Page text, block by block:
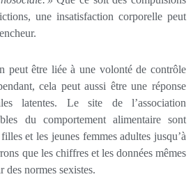
une insatisfaction corporelle peut
peut être liée à une volonté de contrôle
cela peut aussi être une réponse
latentes. Le site de l’association
du comportement alimentaire sont
et les jeunes femmes adultes jusqu’à
que les chiffres et les données mêmes
des normes sexistes.